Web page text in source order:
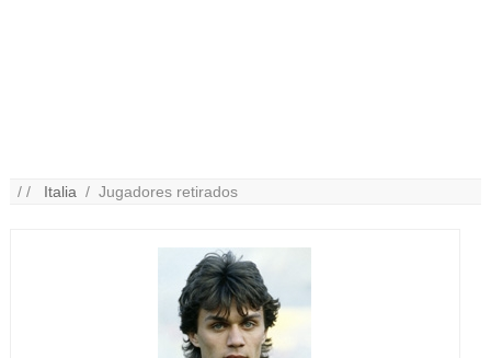
/ / Italia / Jugadores retirados